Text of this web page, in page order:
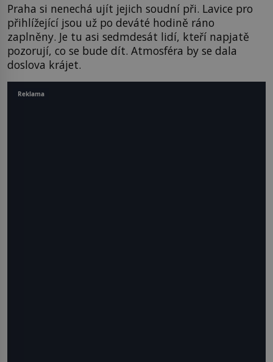
Praha si nenechá ujít jejich soudní při. Lavice pro
přihlížející jsou už po deváté hodině ráno
zaplněny. Je tu asi sedmdesát lidí, kteří napjatě
pozorují, co se bude dít. Atmosféra by se dala
doslova krájet.
Reklama